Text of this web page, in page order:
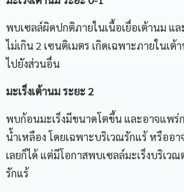
พบเซลล์ผิดปกติภายในเนื้อเยื่อเต้านม แ
ไม่เกิน 2 เซนติเมตร เกิดเฉพาะภายในเต้
ไปยังส่วนอื่น
มะเร็งเต้านม ระยะ 2
พบก้อนมะเร็งมีขนาดโตขึ้น และอาจแพร่
น้ำเหลือง โดยเฉพาะบริเวณรักแร้ หรืออ
เลยก็ได้ แต่มีโอกาสพบเซลล์มะเร็งบริเว
รักแร้